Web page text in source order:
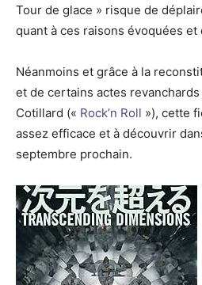
Tour de glace » risque de
quant à ces raisons évoquées et
Néanmoins et grâce à la
et de certains actes
Cotillard (« Rock’n Roll »), cette
assez efficace et à découvrir
septembre prochain.